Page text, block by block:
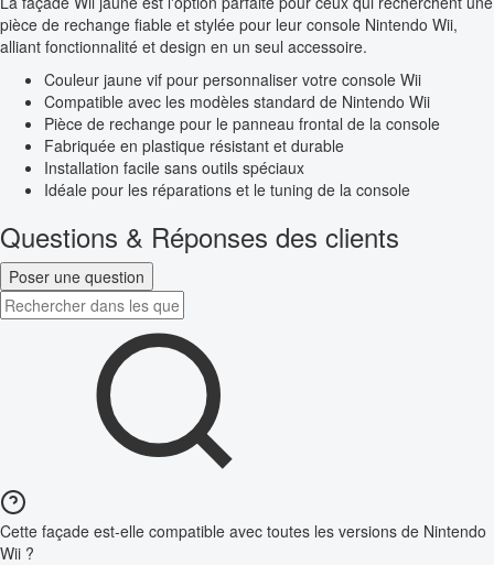
pièce de rechange fiable et stylée pour leur console Nintendo Wii,
alliant fonctionnalité et design en un seul accessoire.
Couleur jaune vif pour personnaliser votre console Wii
Compatible avec les modèles standard de Nintendo Wii
Pièce de rechange pour le panneau frontal de la console
Fabriquée en plastique résistant et durable
Installation facile sans outils spéciaux
Idéale pour les réparations et le tuning de la console
Questions & Réponses des clients
Poser une question
Cette façade est-elle compatible avec toutes les versions de Nintendo
Wii ?